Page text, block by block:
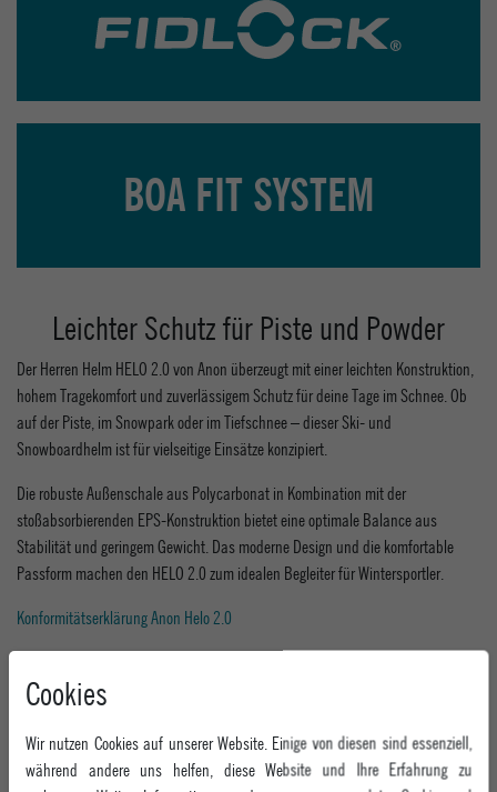
BOA FIT SYSTEM
Leichter Schutz für Piste und Powder
Der Herren Helm HELO 2.0 von Anon überzeugt mit einer leichten Konstruktion,
hohem Tragekomfort und zuverlässigem Schutz für deine Tage im Schnee. Ob
auf der Piste, im Snowpark oder im Tiefschnee – dieser Ski- und
Snowboardhelm ist für vielseitige Einsätze konzipiert.
Die robuste Außenschale aus Polycarbonat in Kombination mit der
stoßabsorbierenden EPS-Konstruktion bietet eine optimale Balance aus
Stabilität und geringem Gewicht. Das moderne Design und die komfortable
Passform machen den HELO 2.0 zum idealen Begleiter für Wintersportler.
Konformitätserklärung Anon Helo 2.0
robuste Polycarbonat-Außenschale
angenehme Passform
komfortables Belüftungssystem
Cookies
Wir nutzen Cookies auf unserer Website. Einige von diesen sind essenziell,
während andere uns helfen, diese Website und Ihre Erfahrung zu